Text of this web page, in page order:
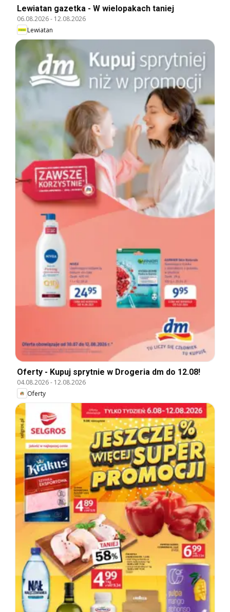
Lewiatan gazetka - W wielopakach taniej
06.08.2026- 12.08.2026
Lewiatan
Oferty - Kupuj sprytnie w Drogeria dm do 12.08!
04.08.2026- 12.08.2026
Oferty